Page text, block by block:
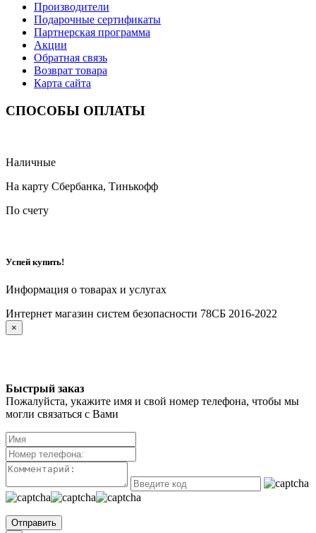
Производители
Подарочные сертификаты
Партнерская программа
Акции
Обратная связь
Возврат товара
Карта сайта
СПОСОБЫ ОПЛАТЫ
Наличные
На карту Сбербанка, Тинькофф
По счету
Успей купить!
Информация о товарах и услугах
Интернет магазин систем безопасности 78СБ 2016-2022
×
Быстрый заказ
Пожалуйста, укажите имя и свой номер телефона, чтобы мы
могли связаться с Вами
Отправить